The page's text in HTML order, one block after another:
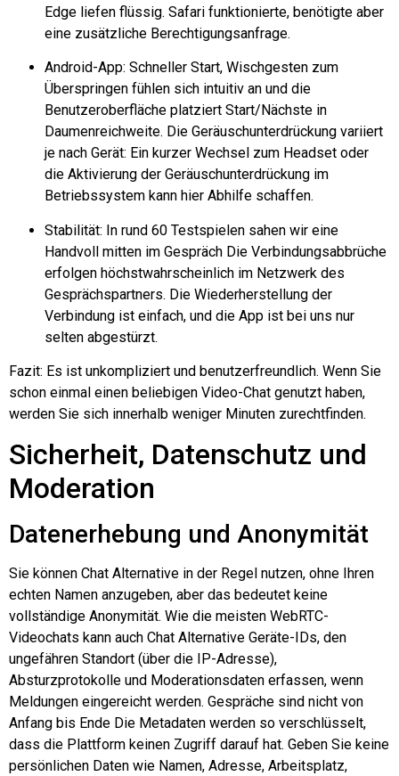
Edge liefen flüssig. Safari funktionierte, benötigte aber
eine zusätzliche Berechtigungsanfrage.
Android-App: Schneller Start, Wischgesten zum
Überspringen fühlen sich intuitiv an und die
Benutzeroberfläche platziert Start/Nächste in
Daumenreichweite. Die Geräuschunterdrückung variiert
je nach Gerät: Ein kurzer Wechsel zum Headset oder
die Aktivierung der Geräuschunterdrückung im
Betriebssystem kann hier Abhilfe schaffen.
Stabilität: In rund 60 Testspielen sahen wir eine
Handvoll mitten im Gespräch Die Verbindungsabbrüche
erfolgen höchstwahrscheinlich im Netzwerk des
Gesprächspartners. Die Wiederherstellung der
Verbindung ist einfach, und die App ist bei uns nur
selten abgestürzt.
Fazit: Es ist unkompliziert und benutzerfreundlich. Wenn Sie
schon einmal einen beliebigen Video-Chat genutzt haben,
werden Sie sich innerhalb weniger Minuten zurechtfinden.
Sicherheit, Datenschutz und
Moderation
Datenerhebung und Anonymität
Sie können Chat Alternative in der Regel nutzen, ohne Ihren
echten Namen anzugeben, aber das bedeutet keine
vollständige Anonymität. Wie die meisten WebRTC-
Videochats kann auch Chat Alternative Geräte-IDs, den
ungefähren Standort (über die IP-Adresse),
Absturzprotokolle und Moderationsdaten erfassen, wenn
Meldungen eingereicht werden. Gespräche sind nicht von
Anfang bis Ende Die Metadaten werden so verschlüsselt,
dass die Plattform keinen Zugriff darauf hat. Geben Sie keine
persönlichen Daten wie Namen, Adresse, Arbeitsplatz,